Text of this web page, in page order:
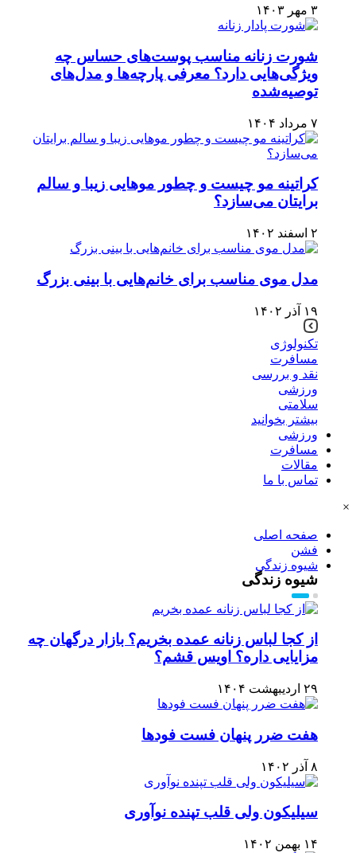
۳ مهر ۱۴۰۳
شورت زنانه مناسب پوست‌های حساس چه
ویژگی‌هایی دارد؟ معرفی پارچه‌ها و مدل‌های
توصیه‌شده
۷ مرداد ۱۴۰۴
کراتینه مو چیست و چطور موهایی زیبا و سالم
برایتان می‌سازد؟
۲ اسفند ۱۴۰۲
مدل موی مناسب برای خانم‌هایی با بینی بزرگ
۱۹ آذر ۱۴۰۲
تکنولوژی
مسافرت
نقد و بررسی
ورزشی
سلامتی
بیشتر بخوانید
ورزشی
مسافرت
مقالات
تماس با ما
×
صفحه اصلی
فشن
شیوه زندگی
شیوه زندگی
از کجا لباس زنانه عمده بخریم؟ بازار درگهان چه
مزایایی داره؟ اویس قشم؟
۲۹ اردیبهشت ۱۴۰۴
هفت ضرر پنهان فست فودها
۸ آذر ۱۴۰۲
سیلیکون ولی قلب تپنده نوآوری
۱۴ بهمن ۱۴۰۲